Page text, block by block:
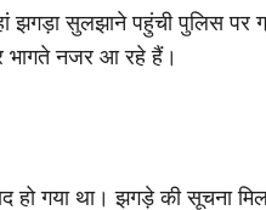
सुलझाने पहुंची पुलिस पर
भागते नजर आ रहे हैं।
हो गया था। झगड़े की सूचना